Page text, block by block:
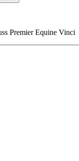
Premier Equine Vinci